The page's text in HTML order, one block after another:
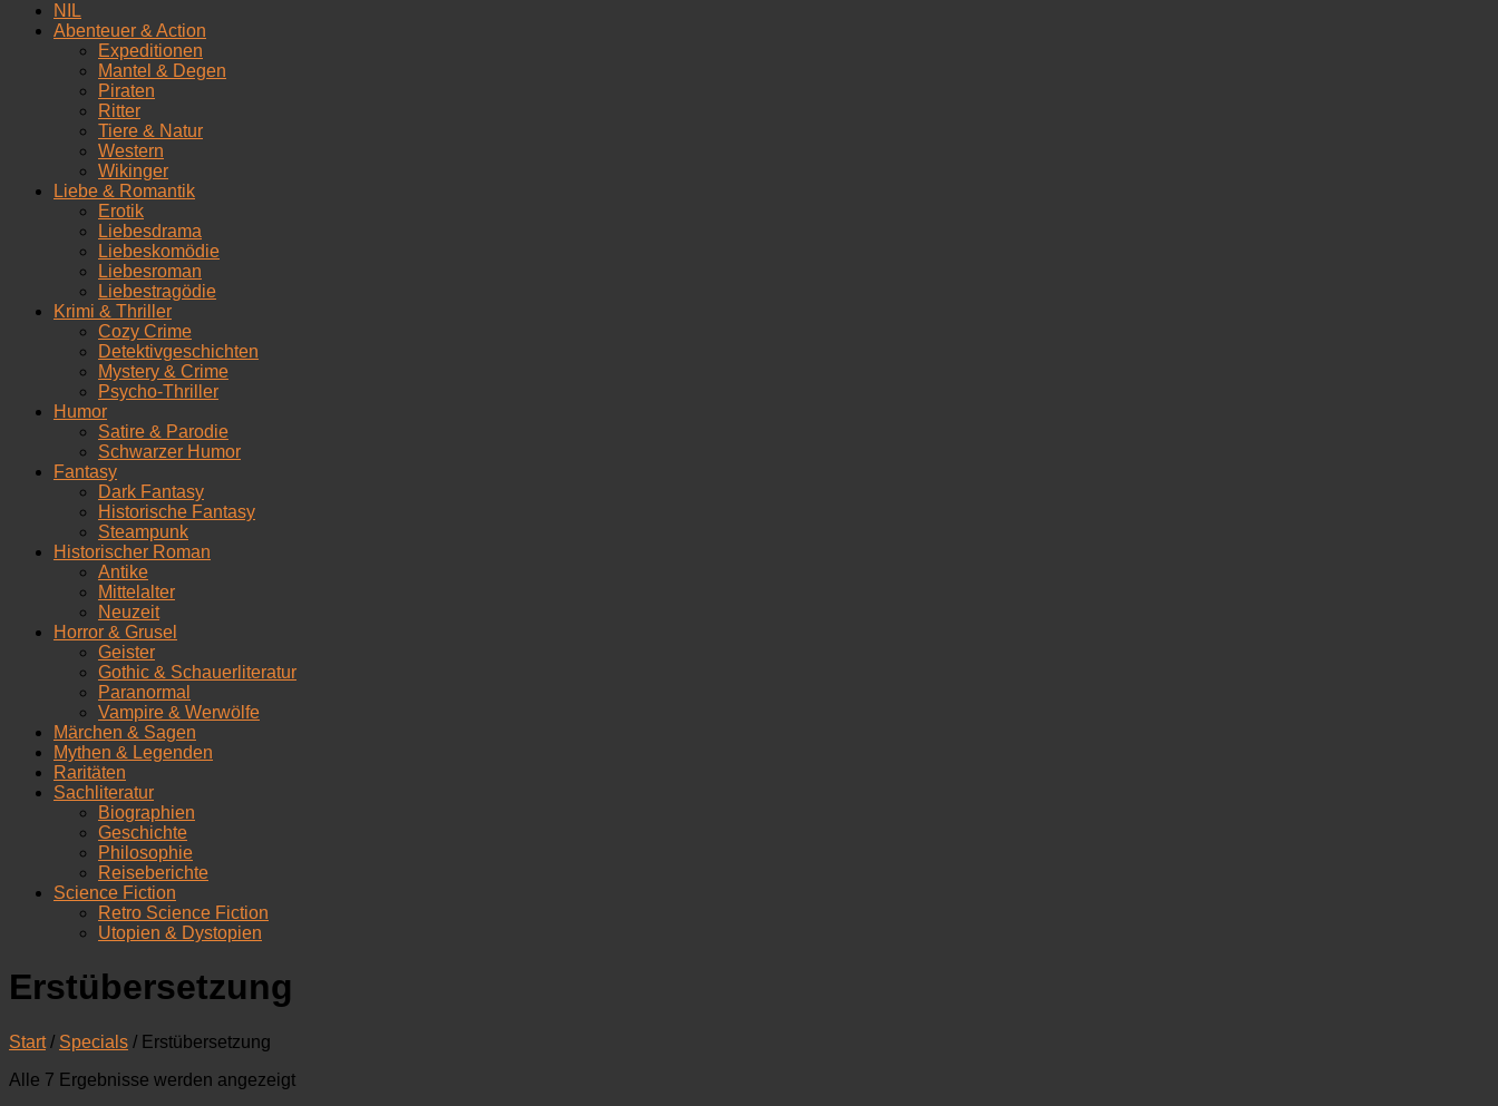
NIL
Abenteuer & Action
Expeditionen
Mantel & Degen
Piraten
Ritter
Tiere & Natur
Western
Wikinger
Liebe & Romantik
Erotik
Liebesdrama
Liebeskomödie
Liebesroman
Liebestragödie
Krimi & Thriller
Cozy Crime
Detektivgeschichten
Mystery & Crime
Psycho-Thriller
Humor
Satire & Parodie
Schwarzer Humor
Fantasy
Dark Fantasy
Historische Fantasy
Steampunk
Historischer Roman
Antike
Mittelalter
Neuzeit
Horror & Grusel
Geister
Gothic & Schauerliteratur
Paranormal
Vampire & Werwölfe
Märchen & Sagen
Mythen & Legenden
Raritäten
Sachliteratur
Biographien
Geschichte
Philosophie
Reiseberichte
Science Fiction
Retro Science Fiction
Utopien & Dystopien
Erstübersetzung
Start/ Specials / Erstübersetzung
Alle 7 Ergebnisse werden angezeigtNach